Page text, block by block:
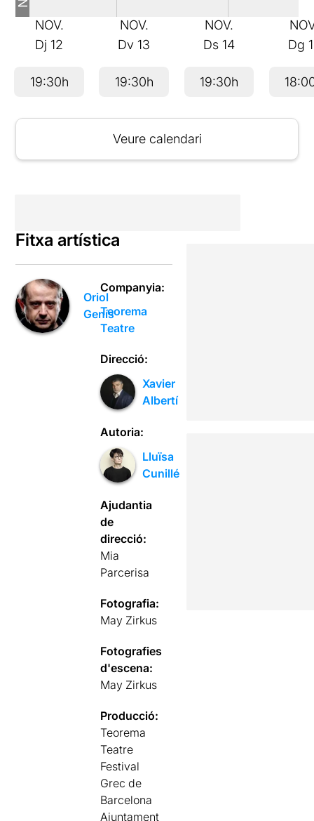
NOV.
Dj12
19:30h
NOV.
Dv13
19:30h
NOV.
Ds 14
19:30h
Dg
Veure calendari
Fitxa artística
Oriol
Genís
Companyia:
Teorema
Teatre
Direcció:
Xavier
Albertí
Autoria:
Lluïsa
Cunillé
Ajudantia
de
direcció:
Mia
Parcerisa
Fotografia:
May Zirkus
Fotografies
d'escena:
May Zirkus
Producció:
Teorema
Teatre
Festival
Grec de
Barcelona
Ajuntament